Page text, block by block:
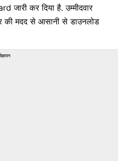
जारी कर दिया है. उम्मीदवार
की मदद से आसानी से डाउनलोड